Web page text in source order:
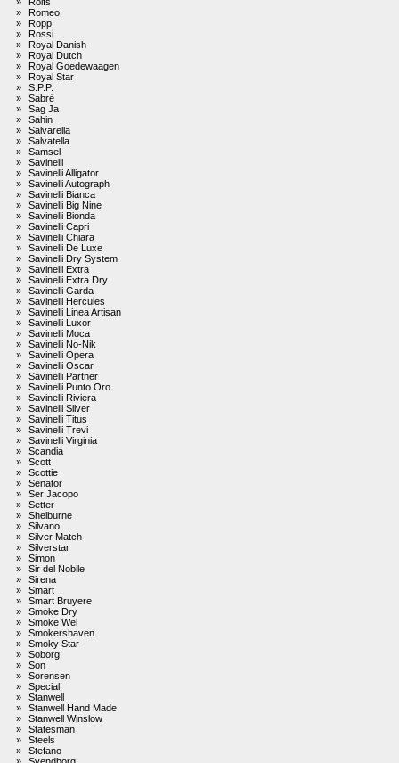
»
Romeo
»
Ropp
»
Rossi
»
Royal Danish
»
Royal Dutch
»
Royal Goedewaagen
»
Royal Star
»
S.P.P.
»
Sabré
»
Sag Ja
»
Sahin
»
Salvarella
»
Salvatella
»
Samsel
»
Savinelli
»
Savinelli Alligator
»
Savinelli Autograph
»
Savinelli Bianca
»
Savinelli Big Nine
»
Savinelli Bionda
»
Savinelli Capri
»
Savinelli Chiara
»
Savinelli De Luxe
»
Savinelli Dry System
»
Savinelli Extra
»
Savinelli Extra Dry
»
Savinelli Garda
»
Savinelli Hercules
»
Savinelli Linea Artisan
»
Savinelli Luxor
»
Savinelli Moca
»
Savinelli No-Nik
»
Savinelli Opera
»
Savinelli Oscar
»
Savinelli Partner
»
Savinelli Punto Oro
»
Savinelli Riviera
»
Savinelli Silver
»
Savinelli Titus
»
Savinelli Trevi
»
Savinelli Virginia
»
Scandia
»
Scott
»
Scottie
»
Senator
»
Ser Jacopo
»
Setter
»
Shelburne
»
Silvano
»
Silver Match
»
Silverstar
»
Simon
»
Sir del Nobile
»
Sirena
»
Smart
»
Smart Bruyere
»
Smoke Dry
»
Smoke Wel
»
Smokershaven
»
Smoky Star
»
Soborg
»
Son
»
Sorensen
»
Special
»
Stanwell
»
Stanwell Hand Made
»
Stanwell Winslow
»
Statesman
»
Steels
»
Stefano